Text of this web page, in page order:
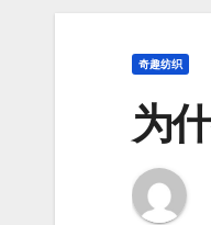
奇趣纺织
为